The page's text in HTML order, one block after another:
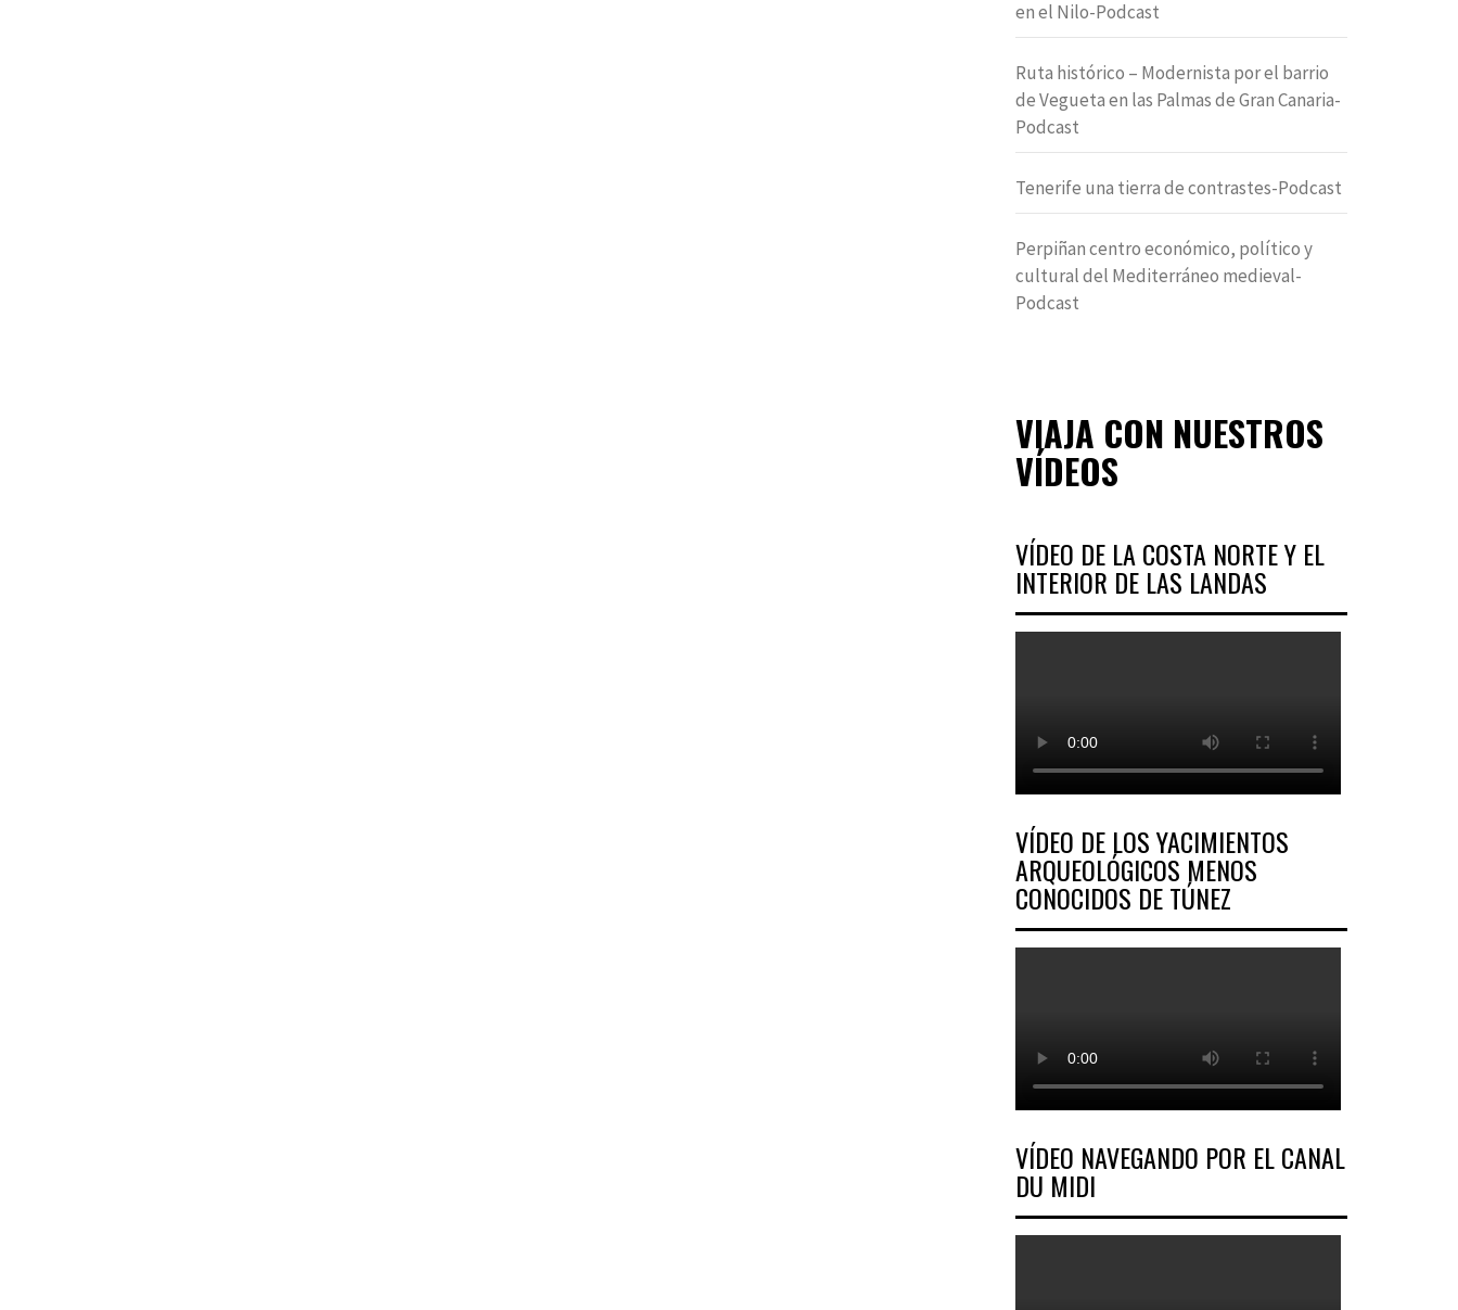
en el Nilo-Podcast
Ruta histórico – Modernista por el barrio
de Vegueta en las Palmas de Gran Canaria-
Podcast
Tenerife una tierra de contrastes-Podcast
Perpiñan centro económico, político y
cultural del Mediterráneo medieval-
Podcast
VIAJA CON NUESTROS
VÍDEOS
VÍDEO DE LA COSTA NORTE Y EL
INTERIOR DE LAS LANDAS
VÍDEO DE LOS YACIMIENTOS
ARQUEOLÓGICOS MENOS
CONOCIDOS DE TÚNEZ
VÍDEO NAVEGANDO POR EL CANAL
DU MIDI